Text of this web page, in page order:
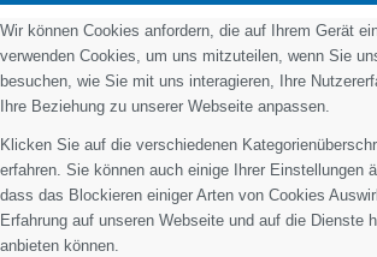
Wir können Cookies anfordern, die auf Ihrem Gerät
verwenden Cookies, um uns mitzuteilen, wenn Sie
besuchen, wie Sie mit uns interagieren, Ihre
Ihre Beziehung zu unserer Webseite anpassen.
Klicken Sie auf die verschiedenen
erfahren. Sie können auch einige Ihrer Einstellungen
dass das Blockieren einiger Arten von Cookies
Erfahrung auf unseren Webseite und auf die Dienste
anbieten können.